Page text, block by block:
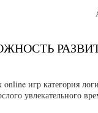
игр категория
увлекательного